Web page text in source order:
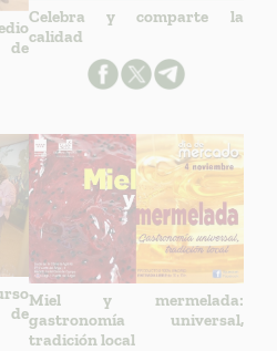
de
Celebra y comparte la
calidad
de
Miel y mermelada:
gastronomía universal,
tradición local